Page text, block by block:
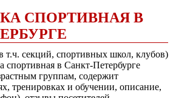
СПОРТИВНАЯ В
т.ч. секций, спортивных школ, клубов)
спортивная в Санкт-Петербурге
группам, содержит
тренировках и обучении, описание,